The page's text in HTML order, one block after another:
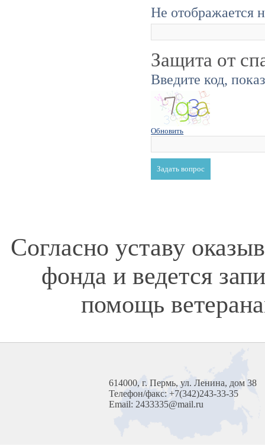
Не отображается
Защита от
Введите код,
Обновить
Согласно уставу
фонда и ведется
помощь
614000, г. Пермь, ул. Ленина, дом 38
Телефон/факс: +7(342)243-33-35
Email: 2433335@mail.ru